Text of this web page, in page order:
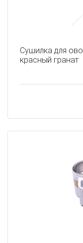
Сушилка для
красный гранат